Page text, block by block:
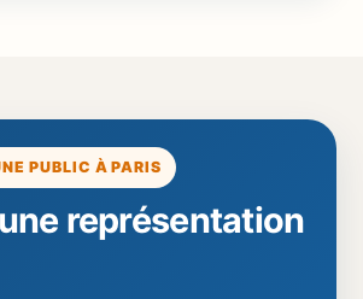
PUBLIC À PARIS
représentation